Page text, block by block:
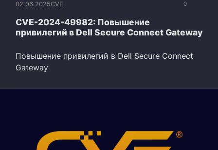
0
02.06.2025CVE
CVE-2024-49982: Повышение
привилегий в Dell Secure Connect Gateway
Повышение привилегий в Dell Secure Connect
Gateway